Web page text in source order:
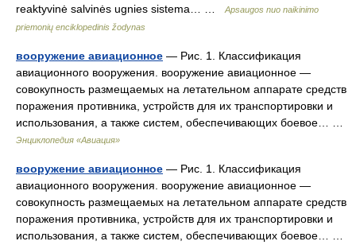
reaktyvinė salvinės ugnies sistema… …
Apsaugos nuo naikinimo
priemonių enciklopedinis žodynas
вооружение авиационное — Рис. 1. Классификация
авиационного вооружения. вооружение авиационное —
совокупность размещаемых на летательном аппарате средств
поражения противника, устройств для их транспортировки и
использования, а также систем, обеспечивающих боевое… …
Энциклопедия «Авиация»
вооружение авиационное — Рис. 1. Классификация
авиационного вооружения. вооружение авиационное —
совокупность размещаемых на летательном аппарате средств
поражения противника, устройств для их транспортировки и
использования, а также систем, обеспечивающих боевое… …